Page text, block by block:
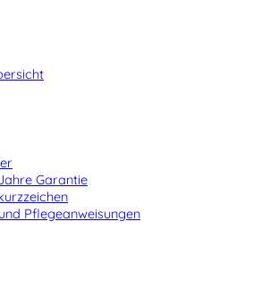
Garantie
Pflegeanweisungen